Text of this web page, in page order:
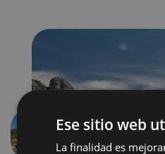
Aurrekoa
Ese sitio web
La finalidad es